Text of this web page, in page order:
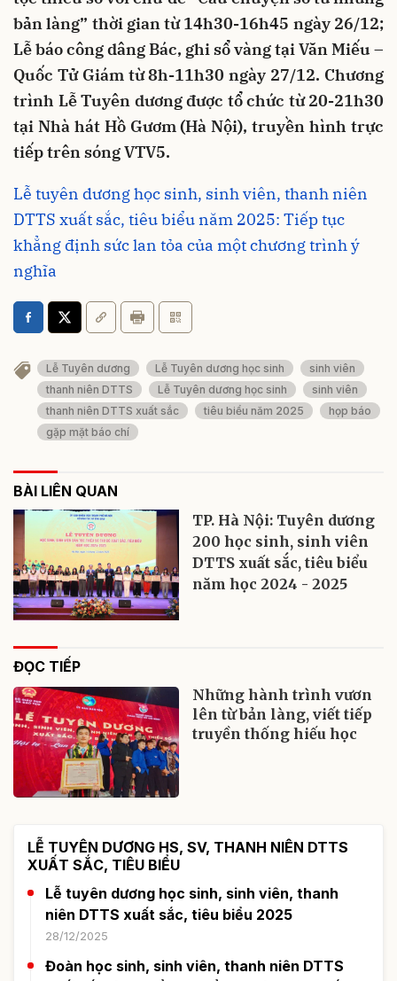
bản làng” thời gian từ 14h30-16h45 ngày 26/12;
Lễ báo công dâng Bác, ghi sổ vàng tại Văn Miếu –
Quốc Tử Giám từ 8h-11h30 ngày 27/12. Chương
trình Lễ Tuyên dương được tổ chức từ 20-21h30
tại Nhà hát Hồ Gươm (Hà Nội), truyền hình trực
tiếp trên sóng VTV5.
Lễ tuyên dương học sinh, sinh viên, thanh niên
DTTS xuất sắc, tiêu biểu năm 2025: Tiếp tục
khẳng định sức lan tỏa của một chương trình ý
nghĩa
Lễ Tuyên dương Lễ Tuyên dương học sinh
sinh viên
thanh niên DTTS
Lễ Tuyên dương học sinh
sinh viên
thanh niên DTTS xuất sắc
tiêu biểu năm 2025
họp báo
gặp mặt báo chí
BÀI LIÊN QUAN
TP. Hà Nội: Tuyên dương
200 học sinh, sinh viên
DTTS xuất sắc, tiêu biểu
năm học 2024 - 2025
ĐỌC TIẾP
Những hành trình vươn
lên từ bản làng, viết tiếp
truyền thống hiếu học
LỄ TUYÊN DƯƠNG HS, SV, THANH NIÊN DTTS
XUẤT SẮC, TIÊU BIỂU
Lễ tuyên dương học sinh, sinh viên, thanh
niên DTTS xuất sắc, tiêu biểu 2025
28/12/2025
Đoàn học sinh, sinh viên, thanh niên DTTS